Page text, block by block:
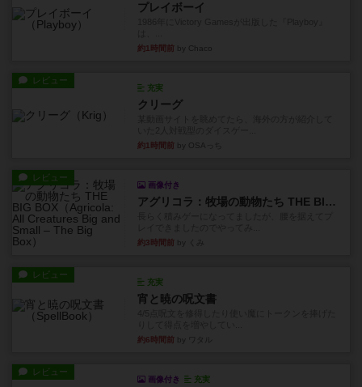
プレイボーイ
約1時間前 by Chaco
レビュー
充実
クリーグ
約1時間前 by OSAっち
レビュー
画像付き
アグリコラ：牧場の動物たち THE BIG BOX
約3時間前 by くみ
レビュー
充実
宵と暁の呪文書
約6時間前 by ワタル
レビュー
画像付き 充実